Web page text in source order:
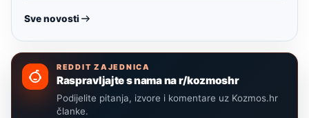
Sve novosti
REDDIT ZAJEDNICA
Raspravljajte s nama na r/kozmoshr
Podijelite pitanja, izvore i komentare uz Kozmos.hr
članke.